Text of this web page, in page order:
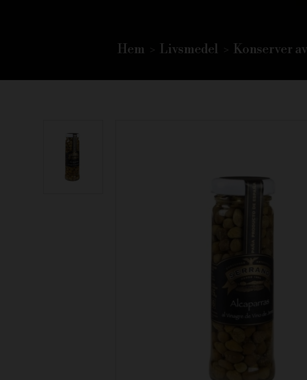
Hem Livsmedel Konserver